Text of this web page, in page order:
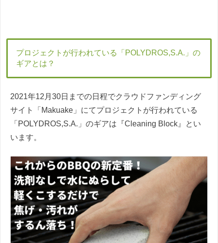
プロジェクトが行われている「‎POLYDROS,S.A.」の
ギアとは？
2021年12月30日までの日程でクラウドファンディング
サイト「Makuake」にてプロジェクトが行われている
「‎POLYDROS,S.A.」のギアは『Cleaning Block』とい
います。